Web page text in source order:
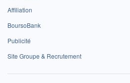
Affiliation
BoursoBank
Publicité
Site Groupe & Recrutement